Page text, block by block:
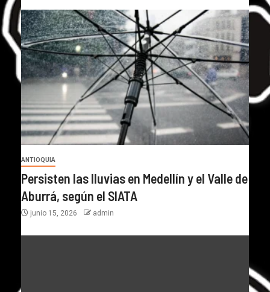
ANTIOQUIA
Persisten las lluvias en Medellín y el Valle de
Aburrá, según el SIATA
junio 15, 2026 admin